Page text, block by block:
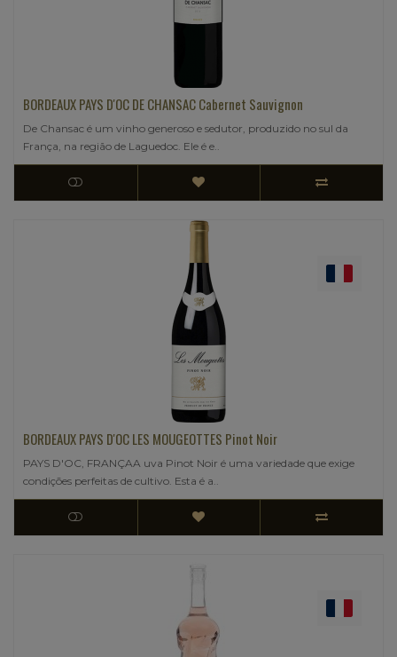
BORDEAUX PAYS D'OC DE CHANSAC Cabernet Sauvignon
De Chansac é um vinho generoso e sedutor, produzido no sul da
França, na região de Laguedoc. Ele é e..
BORDEAUX PAYS D'OC LES MOUGEOTTES Pinot Noir
PAYS D'OC, FRANÇAA uva Pinot Noir é uma variedade que exige
condições perfeitas de cultivo. Esta é a..